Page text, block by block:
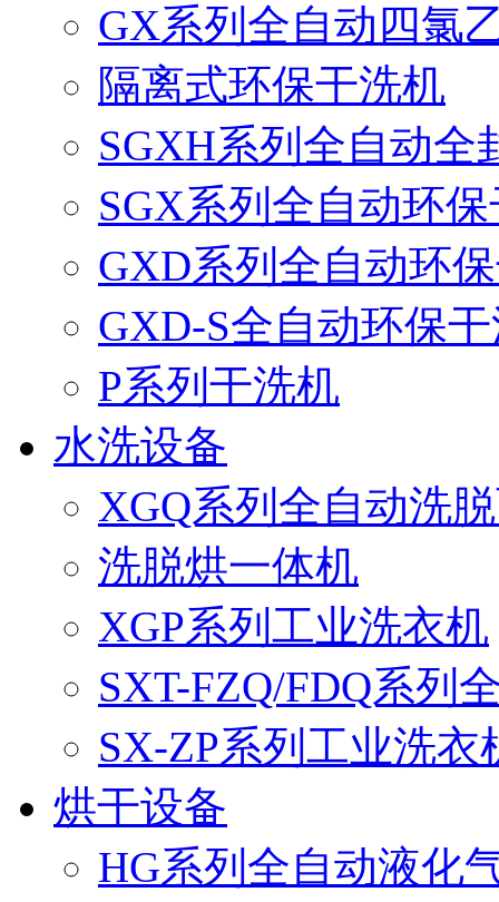
GX系列全自动四氯
隔离式环保干洗机
SGXH系列全自动全
SGX系列全自动环
GXD系列全自动环
GXD-S全自动环保
P系列干洗机
水洗设备
XGQ系列全自动洗
洗脱烘一体机
XGP系列工业洗衣机
SXT-FZQ/FDQ系列
SX-ZP系列工业洗衣
烘干设备
HG系列全自动液化